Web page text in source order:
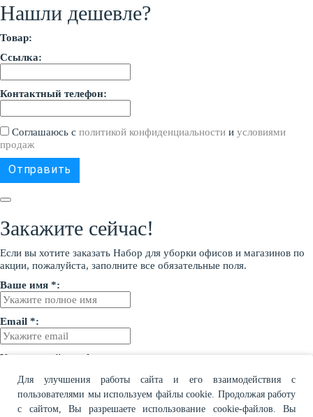
Нашли дешевле?
Товар:
Ссылка:
Контактный телефон:
Соглашаюсь с политикой конфиденциальности и условиями
продаж
Закажите сейчас!
Если вы хотите заказать Набор для уборки офисов и магазинов по
акции, пожалуйста, заполните все обязательные поля.
Ваше имя *:
Email *:
Контактный телефон:
Опишите Ваш запрос:
Для улучшения работы сайта и его взаимодействия с
пользователями мы используем файлы cookie. Продолжая работу
с сайтом, Вы разрешаете использование cookie-файлов. Вы